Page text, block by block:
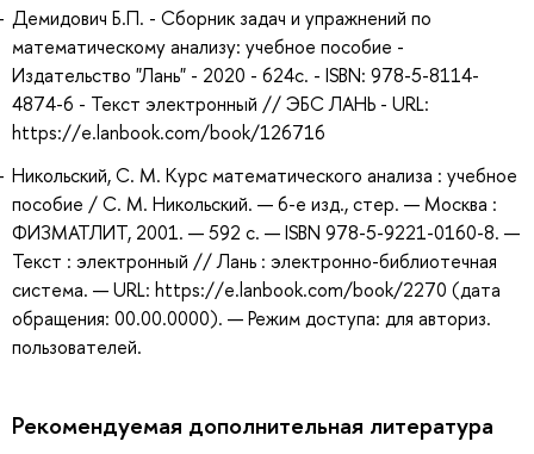
Демидович Б.П. - Сборник задач и упражнений по
математическому анализу: учебное пособие -
Издательство "Лань" - 2020 - 624с. - ISBN: 978-5-8114-
4874-6 - Текст электронный // ЭБС ЛАНЬ - URL:
https://e.lanbook.com/book/126716
Никольский, С. М. Курс математического анализа : учебное
пособие / С. М. Никольский. — 6-е изд., стер. — Москва :
ФИЗМАТЛИТ, 2001. — 592 с. — ISBN 978-5-9221-0160-8. —
Текст : электронный // Лань : электронно-библиотечная
система. — URL: https://e.lanbook.com/book/2270 (дата
обращения: 00.00.0000). — Режим доступа: для авториз.
пользователей.
Рекомендуемая дополнительная литература